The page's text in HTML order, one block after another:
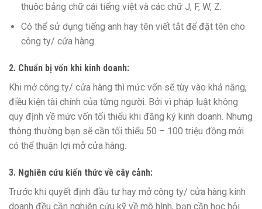
thuộc bảng chữ cái tiếng việt và các chữ J, F, W, Z.
Có thể sử dụng tiếng anh hay tên viết tắt để đặt tên cho
công ty/ cửa hàng.
2. Chuẩn bị vốn khi kinh doanh:
Khi mở công ty/ cửa hàng thì mức vốn sẽ tùy vào khả năng,
điều kiện tài chính của từng người. Bởi vì pháp luật không
quy định về mức vốn tối thiểu khi đăng ký kinh doanh. Nhưng
thông thường bạn sẽ cần tối thiểu 50 – 100 triệu đồng mới
có thể thuận lợi mở cửa hàng.
3. Nghiên cứu kiến thức về cây cảnh:
Trước khi quyết định đầu tư hay mở công ty/ cửa hàng kinh
doanh đều cần nghiên cứu kỹ về mô hình, bạn cần học hỏi